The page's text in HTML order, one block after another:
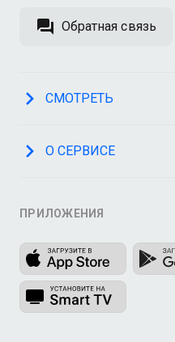
Обратная связь
СМОТРЕТЬ
О СЕРВИСЕ
ПРИЛОЖЕНИЯ